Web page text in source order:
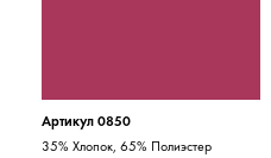
Артикул 0850
35% Хлопок, 65% Полиэстер